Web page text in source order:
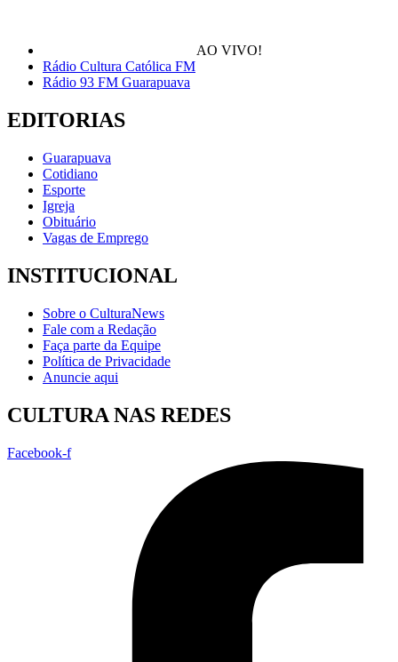
AO VIVO!
Rádio Cultura Católica FM
Rádio 93 FM Guarapuava
EDITORIAS
Guarapuava
Cotidiano
Esporte
Igreja
Obituário
Vagas de Emprego
INSTITUCIONAL
Sobre o CulturaNews
Fale com a Redação
Faça parte da Equipe
Política de Privacidade
Anuncie aqui
CULTURA NAS REDES
Facebook-f